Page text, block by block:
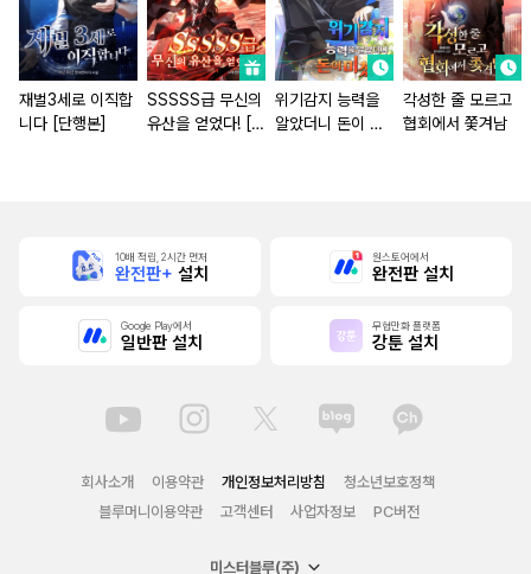
재벌3세로 이직합
니다 [단행본]
SSSSS급 무신의
유산을 얻었다! [단
위기감지 능력을
알았더니 돈이 미
각성한 줄 모르고
협회에서 쫓겨남
10배 적립, 2시간 먼저
완전판+ 설치
원스토어에서
완전판 설치
Google Play에서
일반판 설치
무협만화 플랫폼
강툰 설치
회사소개 이용약관 개인정보처리방침
청소년보호정책
블루머니이용약관
고객센터 사업자정보 PC버전
미스터블루(주)